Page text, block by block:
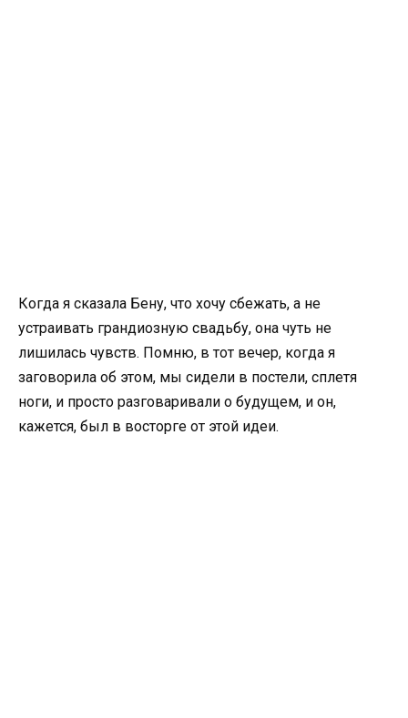
Когда я сказала Бену, что хочу сбежать, а не
устраивать грандиозную свадьбу, она чуть не
лишилась чувств. Помню, в тот вечер, когда я
заговорила об этом, мы сидели в постели, сплетя
ноги, и просто разговаривали о будущем, и он,
кажется, был в восторге от этой идеи.